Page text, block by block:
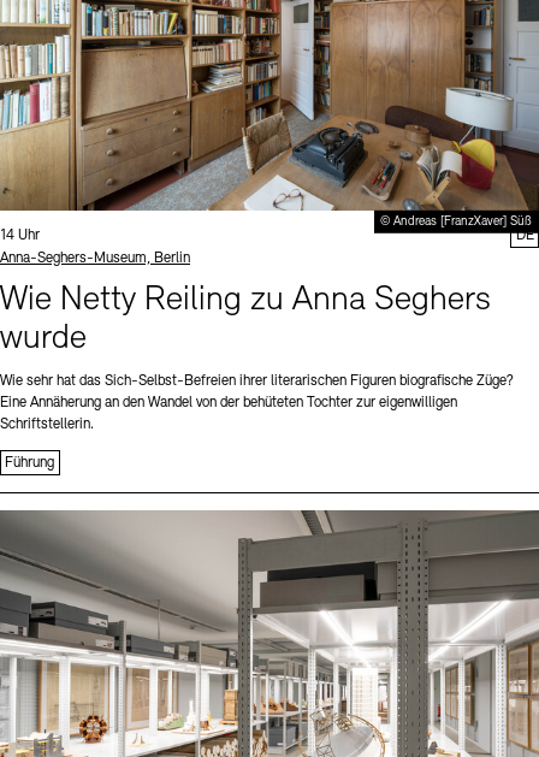
© Andreas [FranzXaver] Süß
Uhrzeit:
14 Uhr
Standort
Anna-Seghers-Museum, Berlin
Wie Netty Reiling zu Anna Seghers
wurde
Wie sehr hat das Sich-Selbst-Befreien ihrer literarischen Figuren biografische Züge?
Eine Annäherung an den Wandel von der behüteten Tochter zur eigenwilligen
Schriftstellerin.
Führung
DE